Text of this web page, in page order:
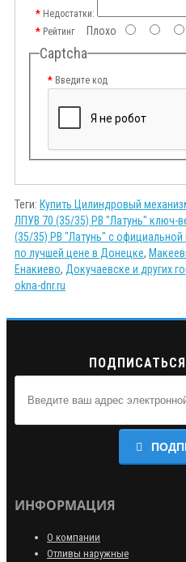
Недостатки:
РейтингПлохо
Captcha
Введите код
Теги: Купить Цилиндровый
ЛПУВ 70 (35/35) PB "Латунь" ключ-
(35/35) PB "Латунь" с официальной
по лучшей цене в Донецке,
Енакиево, Докучаевске и других
okna-dnr.ru
ИНФОРМАЦИЯ
О компании
Отливы наружные